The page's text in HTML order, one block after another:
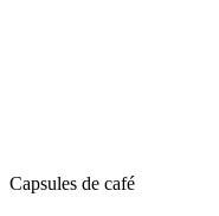
Capsules de café